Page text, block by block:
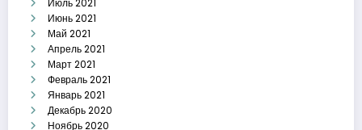
Июль 2021
Июнь 2021
Май 2021
Апрель 2021
Март 2021
Февраль 2021
Январь 2021
Декабрь 2020
Ноябрь 2020